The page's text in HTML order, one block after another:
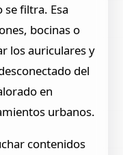
filtra. Esa
bocinas o
los auriculares y
del
en
urbanos.
contenidos